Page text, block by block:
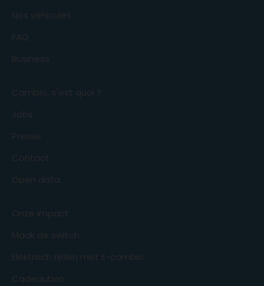
Nos véhicules
FAQ
Business
Cambio, c'est quoi ?
Jobs
Presse
Contact
Open data
Onze impact
Maak de switch
Elektrisch rijden met E-cambio
Cadeaubon